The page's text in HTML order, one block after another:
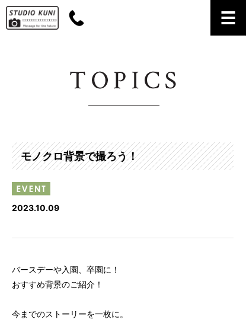
オ・クニ】にお任せください。
モノクロ背景で撮ろう！
2023.10.09
バースデーや入園、卒園に！
おすすめ背景のご紹介！
今までのストーリーを一枚に。